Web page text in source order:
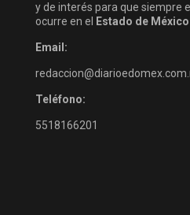
y de interés para que siempre
ocurre en el
Estado de México
Email:
Teléfono:
5518166201